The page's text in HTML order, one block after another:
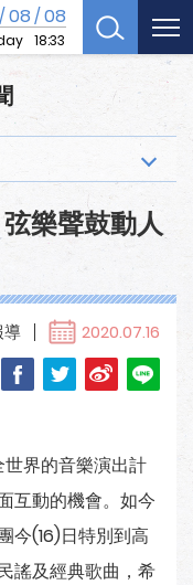
/08/08
18:33
樂聲鼓動人
導 2020.07.16
界的音樂演出計
互動的機會。如今
今(16)日特別到高
謠及經典歌曲，希